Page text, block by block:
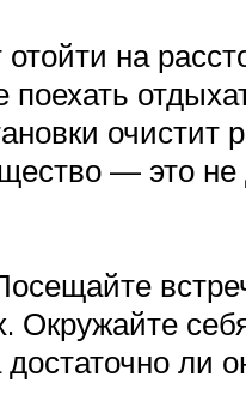
на
очистит
— это
Окружайте
ли